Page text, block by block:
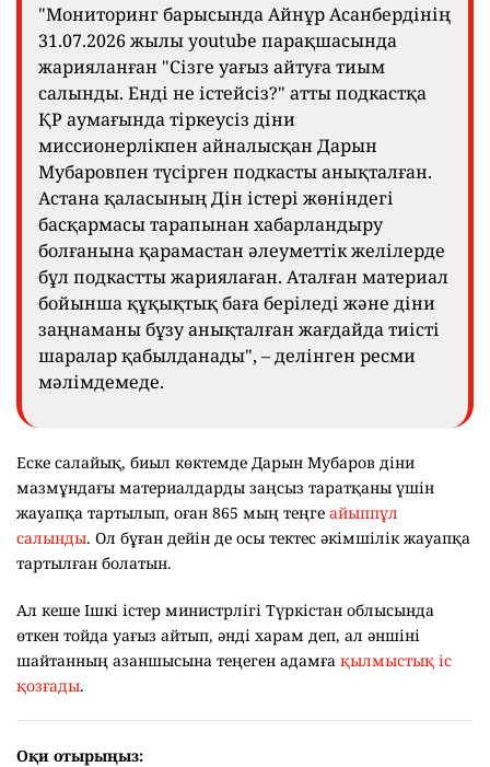
"Мониторинг барысында Айнұр Асанбердінің
31.07.2026 жылы youtube парақшасында
жарияланған "Сізге уағыз айтуға тиым
салынды. Енді не істейсіз?" атты подкастқа
ҚР аумағында тіркеусіз діни
миссионерлікпен айналысқан Дарын
Мубаровпен түсірген подкасты анықталған.
Астана қаласының Дін істері жөніндегі
басқармасы тарапынан хабарландыру
болғанына қарамастан әлеуметтік желілерде
бұл подкастты жариялаған. Аталған материал
бойынша құқықтық баға беріледі және діни
заңнаманы бұзу анықталған жағдайда тиісті
шаралар қабылданады", – делінген ресми
мәлімдемеде.
Еске салайық, биыл көктемде Дарын Мубаров діни
мазмұндағы материалдарды заңсыз таратқаны үшін
жауапқа тартылып, оған 865 мың теңге айыппұл
салынды. Ол бұған дейін де осы тектес әкімшілік жауапқа
тартылған болатын.
Ал кеше Ішкі істер министрлігі Түркістан облысында
өткен тойда уағыз айтып, әнді харам деп, ал әншіні
шайтанның азаншысына теңеген адамға қылмыстық іс
қозғады.
Оқи отырыңыз: